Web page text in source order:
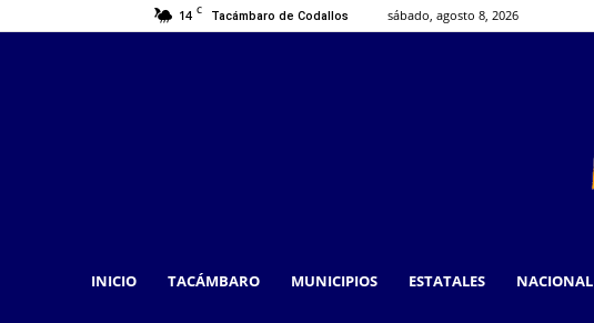
14 C Tacámbaro de Codallos sábado, agosto 8, 2026
INICIO TACÁMBARO MUNICIPIOS ESTATALES NACIONAL